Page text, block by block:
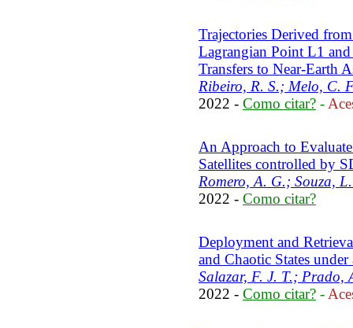
Trajectories Derived
Lagrangian Point L1
Transfers to Near-Earth
Ribeiro, R. S.; Melo, C.
2022 - Como citar? -
An Approach to
Satellites controlled by
Romero, A. G.; Souza,
2022 - Como citar?
Deployment and
and Chaotic States
Salazar, F. J. T.; Prado,
2022 - Como citar? -